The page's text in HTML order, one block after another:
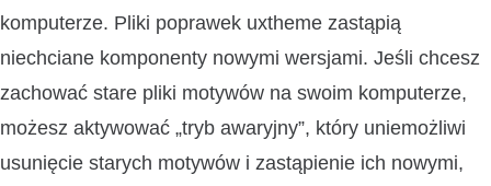
komputerze. Pliki poprawek uxtheme zastąpią
niechciane komponenty nowymi wersjami. Jeśli chcesz
zachować stare pliki motywów na swoim komputerze,
możesz aktywować „tryb awaryjny”, który uniemożliwi
usunięcie starych motywów i zastąpienie ich nowymi,